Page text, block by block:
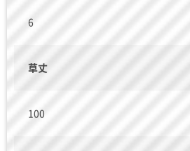
6
草丈
100